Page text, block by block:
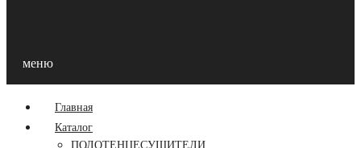
меню
Главная
Каталог
ПОЛОТЕНЦЕСУШИТЕЛИ